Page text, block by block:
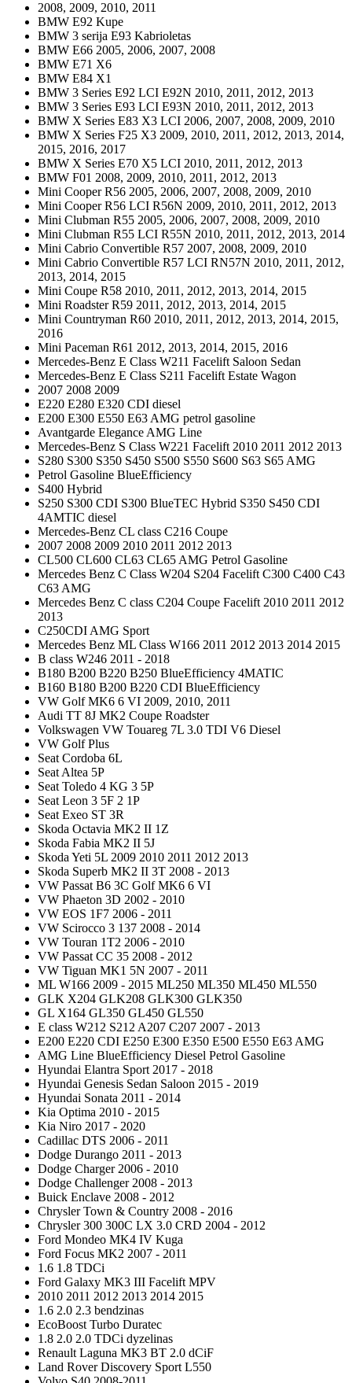
2008, 2009, 2010, 2011
BMW E92 Kupe
BMW 3 serija E93 Kabrioletas
BMW E66 2005, 2006, 2007, 2008
BMW E71 X6
BMW E84 X1
BMW 3 Series E92 LCI E92N 2010, 2011, 2012, 2013
BMW 3 Series E93 LCI E93N 2010, 2011, 2012, 2013
BMW X Series E83 X3 LCI 2006, 2007, 2008, 2009, 2010
BMW X Series F25 X3 2009, 2010, 2011, 2012, 2013, 2014,
2015, 2016, 2017
BMW X Series E70 X5 LCI 2010, 2011, 2012, 2013
BMW F01 2008, 2009, 2010, 2011, 2012, 2013
Mini Cooper R56 2005, 2006, 2007, 2008, 2009, 2010
Mini Cooper R56 LCI R56N 2009, 2010, 2011, 2012, 2013
Mini Clubman R55 2005, 2006, 2007, 2008, 2009, 2010
Mini Clubman R55 LCI R55N 2010, 2011, 2012, 2013, 2014
Mini Cabrio Convertible R57 2007, 2008, 2009, 2010
Mini Cabrio Convertible R57 LCI RN57N 2010, 2011, 2012,
2013, 2014, 2015
Mini Coupe R58 2010, 2011, 2012, 2013, 2014, 2015
Mini Roadster R59 2011, 2012, 2013, 2014, 2015
Mini Countryman R60 2010, 2011, 2012, 2013, 2014, 2015,
2016
Mini Paceman R61 2012, 2013, 2014, 2015, 2016
Mercedes-Benz E Class W211 Facelift Saloon Sedan
Mercedes-Benz E Class S211 Facelift Estate Wagon
2007 2008 2009
E220 E280 E320 CDI diesel
E200 E300 E550 E63 AMG petrol gasoline
Avantgarde Elegance AMG Line
Mercedes-Benz S Class W221 Facelift 2010 2011 2012 2013
S280 S300 S350 S450 S500 S550 S600 S63 S65 AMG
Petrol Gasoline BlueEfficiency
S400 Hybrid
S250 S300 CDI S300 BlueTEC Hybrid S350 S450 CDI
4AMTIC diesel
Mercedes-Benz CL class C216 Coupe
2007 2008 2009 2010 2011 2012 2013
CL500 CL600 CL63 CL65 AMG Petrol Gasoline
Mercedes Benz C Class W204 S204 Facelift C300 C400 C43
C63 AMG
Mercedes Benz C class C204 Coupe Facelift 2010 2011 2012
2013
C250CDI AMG Sport
Mercedes Benz ML Class W166 2011 2012 2013 2014 2015
B class W246 2011 - 2018
B180 B200 B220 B250 BlueEfficiency 4MATIC
B160 B180 B200 B220 CDI BlueEfficiency
VW Golf MK6 6 VI 2009, 2010, 2011
Audi TT 8J MK2 Coupe Roadster
Volkswagen VW Touareg 7L 3.0 TDI V6 Diesel
VW Golf Plus
Seat Cordoba 6L
Seat Altea 5P
Seat Toledo 4 KG 3 5P
Seat Leon 3 5F 2 1P
Seat Exeo ST 3R
Skoda Octavia MK2 II 1Z
Skoda Fabia MK2 II 5J
Skoda Yeti 5L 2009 2010 2011 2012 2013
Skoda Superb MK2 II 3T 2008 - 2013
VW Passat B6 3C Golf MK6 6 VI
VW Phaeton 3D 2002 - 2010
VW EOS 1F7 2006 - 2011
VW Scirocco 3 137 2008 - 2014
VW Touran 1T2 2006 - 2010
VW Passat CC 35 2008 - 2012
VW Tiguan MK1 5N 2007 - 2011
ML W166 2009 - 2015 ML250 ML350 ML450 ML550
GLK X204 GLK208 GLK300 GLK350
GL X164 GL350 GL450 GL550
E class W212 S212 A207 C207 2007 - 2013
E200 E220 CDI E250 E300 E350 E500 E550 E63 AMG
AMG Line BlueEfficiency Diesel Petrol Gasoline
Hyundai Elantra Sport 2017 - 2018
Hyundai Genesis Sedan Saloon 2015 - 2019
Hyundai Sonata 2011 - 2014
Kia Optima 2010 - 2015
Kia Niro 2017 - 2020
Cadillac DTS 2006 - 2011
Dodge Durango 2011 - 2013
Dodge Charger 2006 - 2010
Dodge Challenger 2008 - 2013
Buick Enclave 2008 - 2012
Chrysler Town & Country 2008 - 2016
Chrysler 300 300C LX 3.0 CRD 2004 - 2012
Ford Mondeo MK4 IV Kuga
Ford Focus MK2 2007 - 2011
1.6 1.8 TDCi
Ford Galaxy MK3 III Facelift MPV
2010 2011 2012 2013 2014 2015
1.6 2.0 2.3 bendzinas
EcoBoost Turbo Duratec
1.8 2.0 2.0 TDCi dyzelinas
Renault Laguna MK3 BT 2.0 dCiF
Land Rover Discovery Sport L550